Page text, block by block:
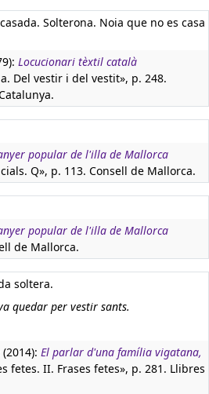
Solterona. Noia que no es casa
Locucionari tèxtil català
Del vestir i del vestit», p. 248.
popular de l'illa de Mallorca
Q», p. 113. Consell de Mallorca.
popular de l'illa de Mallorca
de Mallorca.
soltera.
quedar per vestir sants.
El parlar d'una família vigatana,
fetes. II. Frases fetes», p. 281. Llibres